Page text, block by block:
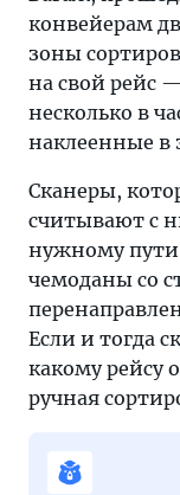
конвейерам
зоны
на свой рейс
несколько в
наклеенные в
Сканеры,
считывают с
нужному
чемоданы со
Если и тогда
какому рейсу
ручная